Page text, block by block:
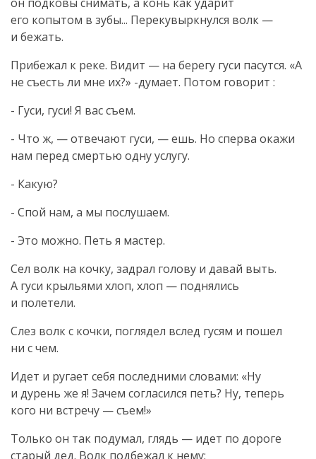
его копытом в зубы... Перекувыркнулся волк —
и бежать.
Прибежал к реке. Видит — на берегу гуси пасутся. «А
не съесть ли мне их?» -думает. Потом говорит :
- Гуси, гуси! Я вас съем.
- Что ж, — отвечают гуси, — ешь. Но сперва окажи
нам перед смертью одну услугу.
- Какую?
- Спой нам, а мы послушаем.
- Это можно. Петь я мастер.
Сел волк на кочку, задрал голову и давай выть.
А гуси крыльями хлоп, хлоп — поднялись
и полетели.
Слез волк с кочки, поглядел вслед гусям и пошел
ни с чем.
Идет и ругает себя последними словами: «Ну
и дурень же я! Зачем согласился петь? Ну, теперь
кого ни встречу — съем!»
Только он так подумал, глядь — идет по дороге
старый дед. Волк подбежал к нему: